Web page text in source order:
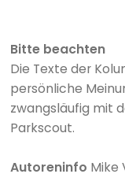
Bitte beachten
Die Texte der
persönliche
zwangsläufig mit
Parkscout.
Autoreninfo Mike